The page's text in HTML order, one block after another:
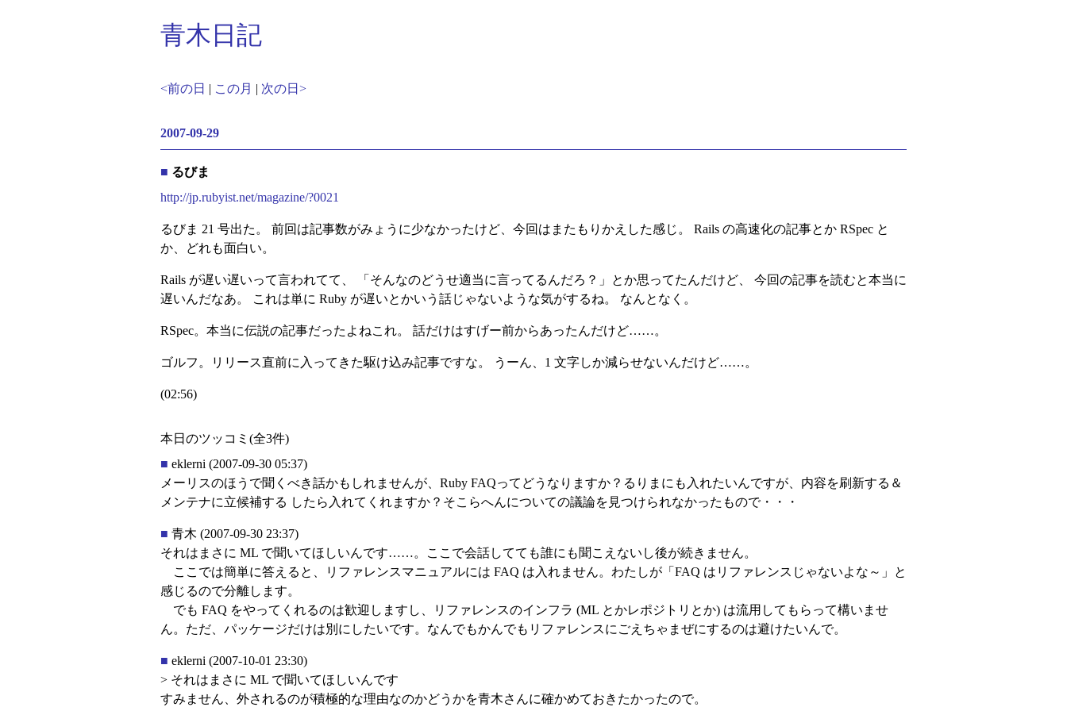
青木日記
<前の日 | この月 | 次の日>
2007-09-29
■ るびま
http://jp.rubyist.net/magazine/?0021
るびま 21 号出た。 前回は記事数がみょうに少なかったけど、今回はまたもりかえした感じ。 Rails の高速化の記事とか RSpec と
か、どれも面白い。
Rails が遅い遅いって言われてて、 「そんなのどうせ適当に言ってるんだろ？」とか思ってたんだけど、 今回の記事を読むと本当に
遅いんだなあ。 これは単に Ruby が遅いとかいう話じゃないような気がするね。 なんとなく。
RSpec。本当に伝説の記事だったよねこれ。 話だけはすげー前からあったんだけど……。
ゴルフ。リリース直前に入ってきた駆け込み記事ですな。 うーん、1 文字しか減らせないんだけど……。
(02:56)
本日のツッコミ(全3件)
■ eklerni (2007-09-30 05:37)
メーリスのほうで聞くべき話かもしれませんが、Ruby FAQってどうなりますか？るりまにも入れたいんですが、内容を刷新する＆
メンテナに立候補する したら入れてくれますか？そこらへんについての議論を見つけられなかったもので・・・
■ 青木 (2007-09-30 23:37)
それはまさに ML で聞いてほしいんです……。ここで会話してても誰にも聞こえないし後が続きません。
ここでは簡単に答えると、リファレンスマニュアルには FAQ は入れません。わたしが「FAQ はリファレンスじゃないよな～」と
感じるので分離します。
でも FAQ をやってくれるのは歓迎しますし、リファレンスのインフラ (ML とかレポジトリとか) は流用してもらって構いませ
ん。ただ、パッケージだけは別にしたいです。なんでもかんでもリファレンスにごえちゃまぜにするのは避けたいんで。
■ eklerni (2007-10-01 23:30)
> それはまさに ML で聞いてほしいんです
すみません、外されるのが積極的な理由なのかどうかを青木さんに確かめておきたかったので。